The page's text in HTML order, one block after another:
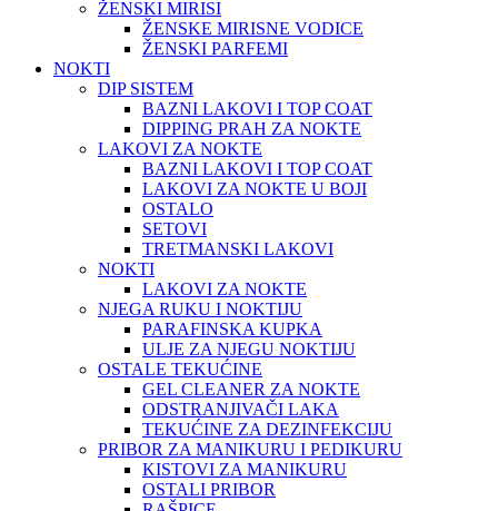
ŽENSKI MIRISI
ŽENSKE MIRISNE VODICE
ŽENSKI PARFEMI
NOKTI
DIP SISTEM
BAZNI LAKOVI I TOP COAT
DIPPING PRAH ZA NOKTE
LAKOVI ZA NOKTE
BAZNI LAKOVI I TOP COAT
LAKOVI ZA NOKTE U BOJI
OSTALO
SETOVI
TRETMANSKI LAKOVI
NOKTI
LAKOVI ZA NOKTE
NJEGA RUKU I NOKTIJU
PARAFINSKA KUPKA
ULJE ZA NJEGU NOKTIJU
OSTALE TEKUĆINE
GEL CLEANER ZA NOKTE
ODSTRANJIVAČI LAKA
TEKUĆINE ZA DEZINFEKCIJU
PRIBOR ZA MANIKURU I PEDIKURU
KISTOVI ZA MANIKURU
OSTALI PRIBOR